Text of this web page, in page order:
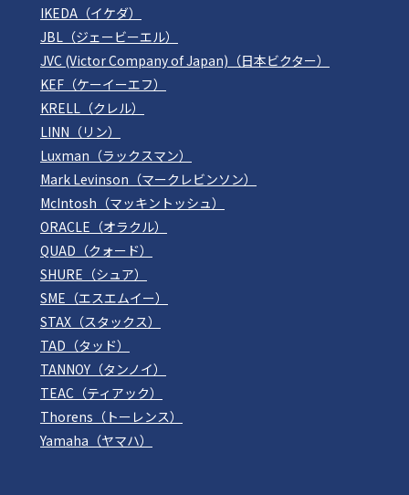
IKEDA（イケダ）
JBL（ジェービーエル）
JVC (Victor Company of Japan)（日本ビクター）
KEF（ケーイーエフ）
KRELL（クレル）
LINN（リン）
Luxman（ラックスマン）
Mark Levinson（マークレビンソン）
McIntosh（マッキントッシュ）
ORACLE（オラクル）
QUAD（クォード）
SHURE（シュア）
SME（エスエムイー）
STAX（スタックス）
TAD（タッド）
TANNOY（タンノイ）
TEAC（ティアック）
Thorens（トーレンス）
Yamaha（ヤマハ）